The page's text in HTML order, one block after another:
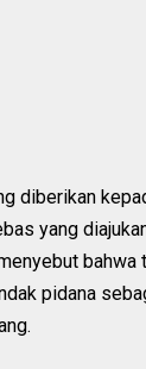
diberikan
yang
pidana